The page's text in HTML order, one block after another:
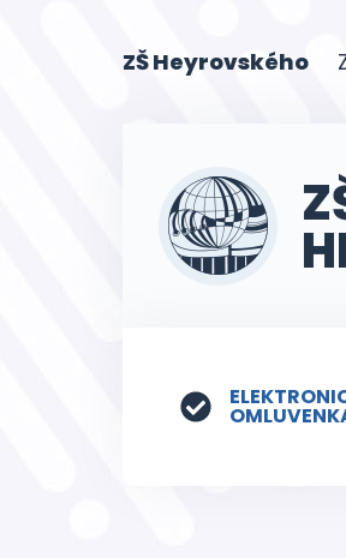
ZŠ Heyrovského